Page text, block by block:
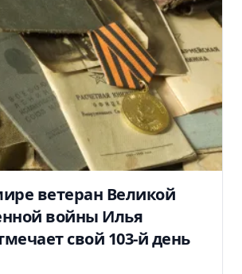
ветеран Великой
войны Илья
свой 103-й день